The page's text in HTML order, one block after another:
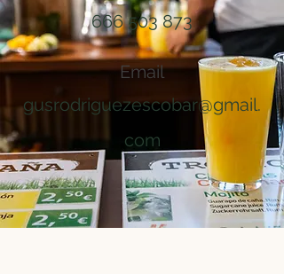
666 503 873
Email
gusrodriguezescobar@gmail.
com